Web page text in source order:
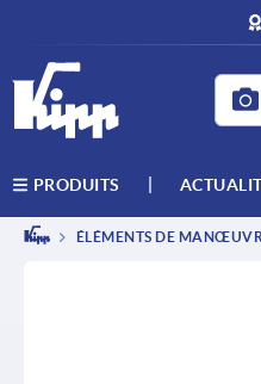
PRODUITS
ÉLÉMENTS DE